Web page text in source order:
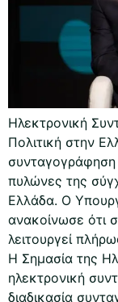
Ηλεκτρονική
Πολιτική στην
συνταγογράφηση
πυλώνες της
Ελλάδα. Ο
ανακοίνωσε ότι
λειτουργεί
Η Σημασία της
ηλεκτρονική
διαδικασία